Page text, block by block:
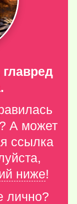
А может
ссылка
ниже!
лично?